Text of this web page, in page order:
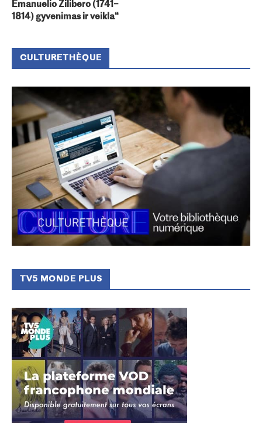
Emanuelio Žilibero (1741–
1814) gyvenimas ir veikla“
CULTURETHÈQUE
TV5 MONDE PLUS